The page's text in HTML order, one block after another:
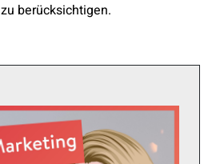
zu berücksichtigen.